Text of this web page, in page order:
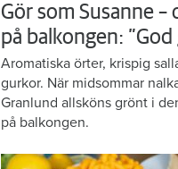
Gör som Susanne –
på balkongen: ”God
Aromatiska örter, krispig
gurkor. När midsommar
Granlund allsköns grönt i
på balkongen.